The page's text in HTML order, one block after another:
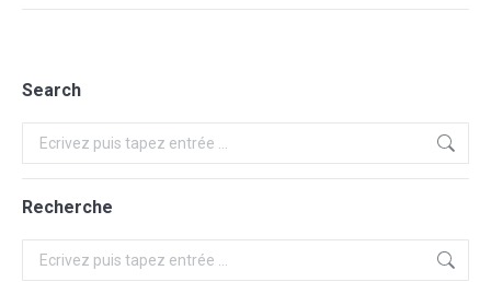
Search
Recherche